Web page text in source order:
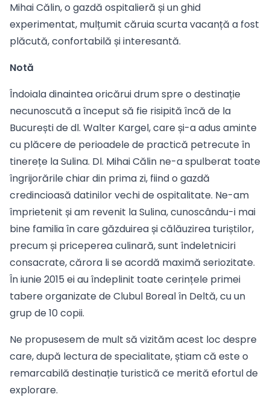
Mihai Călin, o gazdă ospitalieră și un ghid
experimentat, mulțumit căruia scurta vacanță a fost
plăcută, confortabilă și interesantă.
Notă
Îndoiala dinaintea oricărui drum spre o destinație
necunoscută a început să fie risipită încă de la
București de dl. Walter Kargel, care și-a adus aminte
cu plăcere de perioadele de practică petrecute în
tinerețe la Sulina. Dl. Mihai Călin ne-a spulberat toate
îngrijorările chiar din prima zi, fiind o gazdă
credincioasă datinilor vechi de ospitalitate. Ne-am
împrietenit și am revenit la Sulina, cunoscându-i mai
bine familia în care găzduirea și călăuzirea turiștilor,
precum și priceperea culinară, sunt îndeletniciri
consacrate, cărora li se acordă maximă seriozitate.
În iunie 2015 ei au îndeplinit toate cerințele primei
tabere organizate de Clubul Boreal în Deltă, cu un
grup de 10 copii.
Ne propusesem de mult să vizităm acest loc despre
care, după lectura de specialitate, știam că este o
remarcabilă destinație turistică ce merită efortul de
explorare.